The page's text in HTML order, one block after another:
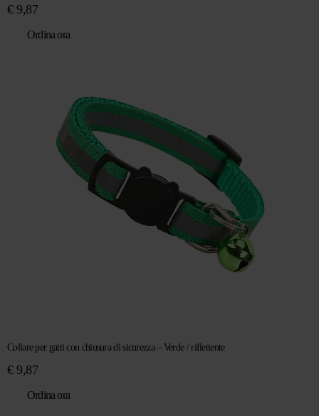
€9,87
Ordina ora
Collare per gatti con chiusura di sicurezza – Verde / riflettente
€9,87
Ordina ora